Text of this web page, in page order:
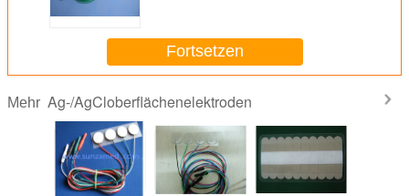
Fortsetzen
Mehr Ag-/AgCloberflächenelektroden